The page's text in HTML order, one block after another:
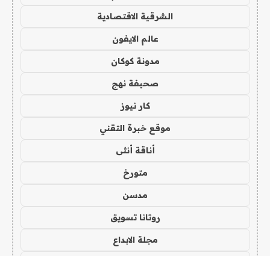
الشرقية الاقتصادية
عالم الايفون
مدونة كوكان
صحيفة نهج
كار نيوز
موقع خبرة التقني
أناقة أنثى
متورخ
مدسن
روتانا تسويق
مجلة الابداع